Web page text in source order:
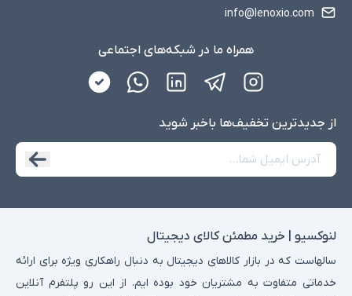
info@lenoxio.com
همراه ما در شبکه‌های اجتماعی
از جدید‌ترین تخفیف‌ها با‌خبر شوید
لنوکسیو | خرید مطمئن کالای دیجیتال
سالهاست که در بازار کالاهای دیجیتال به دنبال راهکاری ویژه برای ارائه
خدماتی متفاوت به مشتریان خود بوده ایم. از این رو پلتفرم آنلاین